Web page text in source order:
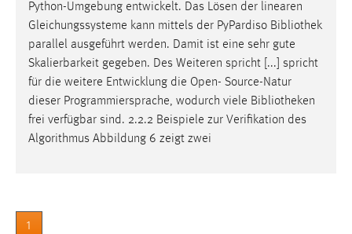
Python-Umgebung entwickelt. Das Lösen der linearen
Gleichungssysteme kann mittels der PyPardiso Bibliothek
parallel ausgeführt werden. Damit ist eine sehr gute
Skalierbarkeit gegeben. Des Weiteren spricht [...] spricht
für die weitere Entwicklung die Open- Source-Natur
dieser Programmiersprache, wodurch viele Bibliotheken
frei verfügbar sind. 2.2.2 Beispiele zur Verifikation des
Algorithmus Abbildung 6 zeigt zwei
1
Name:
MibewSessionID, MIBEW_UserID, mibew_locale, mibew-
chat-frame-style-5e9dbeb1811c0446
Zweck:
Wird benötigt um die Chatfunktion nutzen zu können.
Cookie Laufzeit:
MibewSessionID, mibew-chat-frame-style-